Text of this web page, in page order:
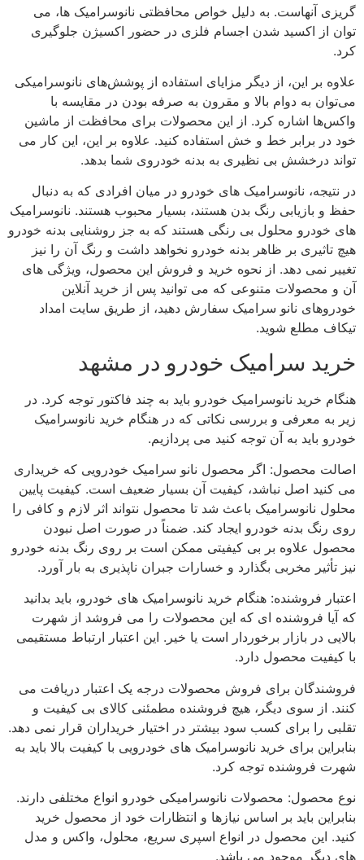
گریزی آنهاست. به دلیل خواص محافظتی نانوسرامیک ها، می
توان از اکسید شدن اجسام فلزی در حضور اکسیژن جلوگیری
کرد.
علاوه بر این، از دیگر مزایای استفاده از پوشش‌های نانوسرامیکی
می‌توان به دوام بالا و مقرون به صرفه بودن در مقایسه با
واکس‌ها اشاره کرد. از این محصولات برای محافظت از ماشین
خود در برابر خط و خش استفاده کنید. علاوه بر این، این کار می
تواند درخشش بی نظیری به بدنه خودروی شما بدهد.
در نتیجه، نانوسرامیک های خودرو در میان افرادی که به دنبال
حفظ و بازیابی رنگ بدن هستند، بسیار محبوب هستند. نانوسرامیک
های خودرو محلول بی رنگی هستند که به جز روشنایی بدنه خودرو
هیچ تاثیری بر ظاهر بدنه خودرو نخواهد داشت و رنگ آن را نیز
تغییر نمی دهد. از نحوه خرید و فروش این محصول، ویژگی های
آن و محصولات متنوعی که می توانید پس از خرید آنلاین
خودروهای نانو سرامیک سفارش دهید، از طریق سایت امداد
تیکاف مطلع شوید.
خرید سرامیک خودرو در مشهد
هنگام خرید نانوسرامیک خودرو باید به چند فاکتور توجه کرد. در
زیر به معرفی و بررسی نکاتی که در هنگام خرید نانوسرامیک
خودرو باید به آن توجه کنید می پردازیم.
اصالت محصول: اگر محصول نانو سرامیک خودرویی که خریداری
می کنید اصل نباشد، کیفیت آن بسیار ضعیف است. کیفیت پایین
محلول نانوسرامیک باعث شد تا محصول نتواند اثر لازم و کافی را
روی رنگ بدنه خودرو ایجاد کند. ضمناً در صورت اصل نبودن
محصول علاوه بر بی کیفیتی ممکن است بر روی رنگ بدنه خودرو
نیز تأثیر مخربی بگذارد و خسارات جبران ناپذیری به بار آورد.
اعتبار فروشنده: هنگام خرید نانوسرامیک های خودرو، باید بدانید
که آیا فروشنده ای که این محصولات را می فروشد از شهرت
بالایی در بازار برخوردار است یا خیر. این اعتبار ارتباط مستقیمی
با کیفیت محصول دارد.
فروشندگان برای فروش محصولات درجه یک اعتبار دریافت می
کنند. از سوی دیگر، هیچ فروشنده مطمئنی کالای بی کیفیت و
تقلبی را برای کسب سود بیشتر در اختیار خریداران قرار نمی دهد.
بنابراین برای خرید نانوسرامیک های خودرویی با کیفیت بالا باید به
شهرت فروشنده توجه کرد.
نوع محصول: محصولات نانوسرامیکی خودرو انواع مختلفی دارند.
بنابراین باید بر اساس نیازها و انتظارات خود از محصول خرید
کنید. این محصول در انواع اسپری سریع، محلول، واکس و مدل
های دیگر موجود می باشد.